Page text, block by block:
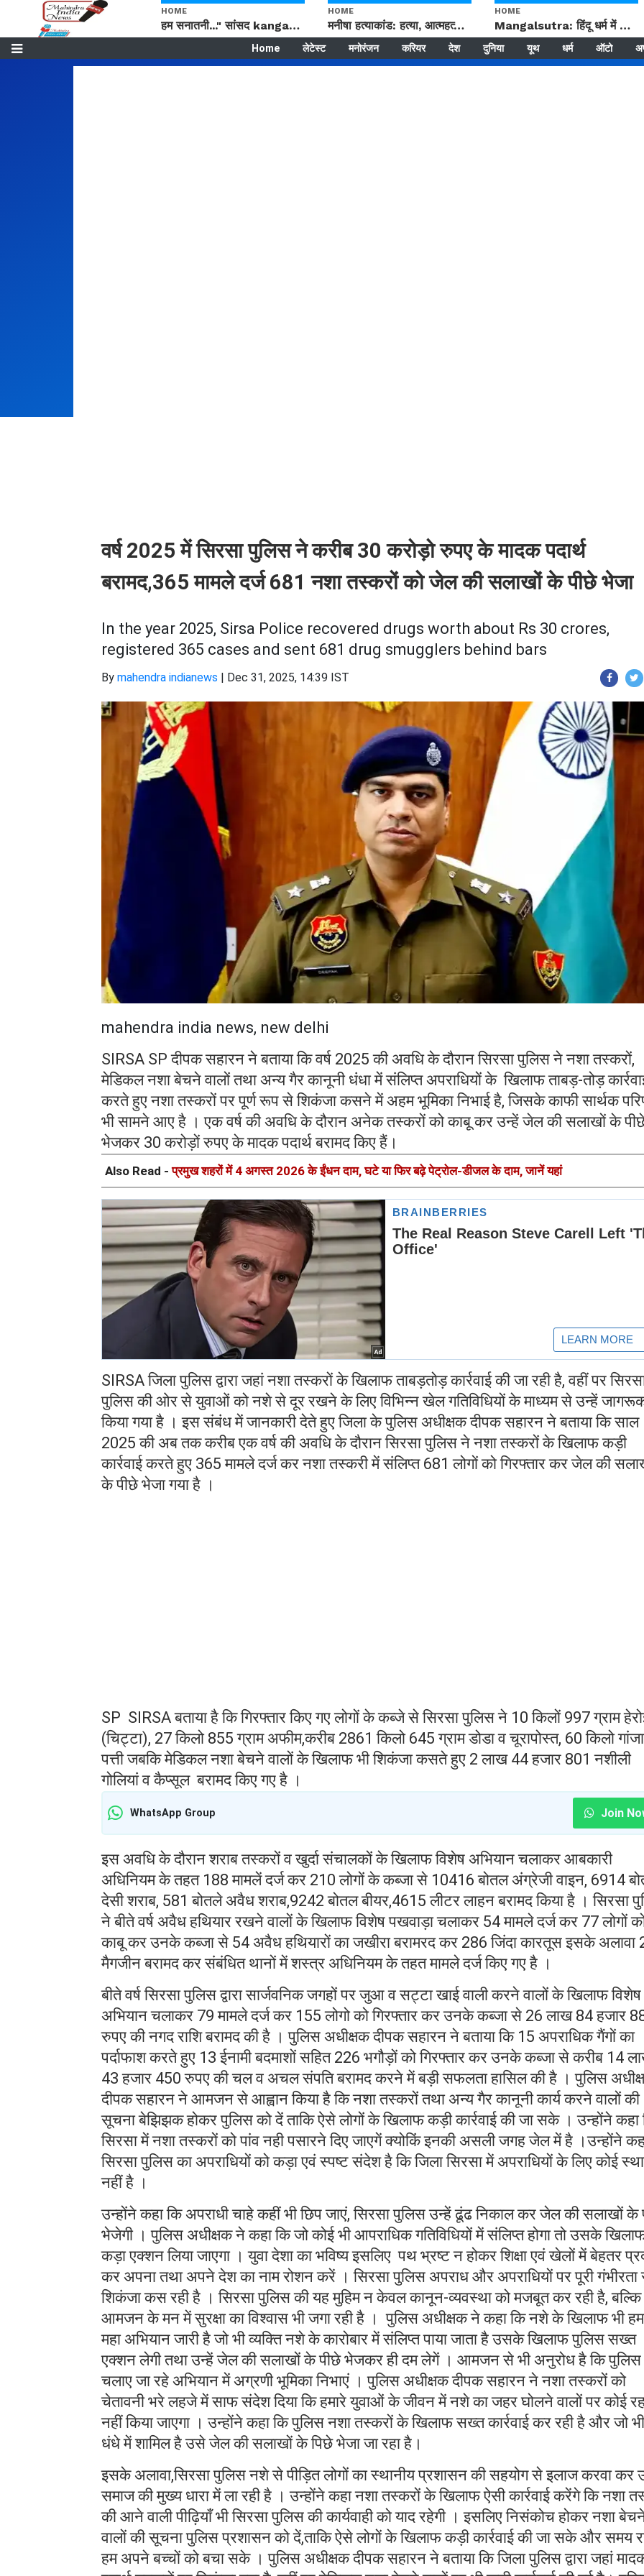
HOME
हम सनातनी..." सांसद kangana Ranaut से क्या बोली लड़की? Viral Jantar-Mantar | CJP protest
HOME
मनीषा हत्याकांड: हत्या, आत्महत्या या कोई बड़ा राज? | Full Story | Josh Haryana
HOME
Mangalsutra: हिंदू धर्म में शादी के बाद मंगलसूत्र क्यों पहनती है महिलाएं, किसने शुरु की ये परंपरा
Home लेटेस्ट मनोरंजन करियर देश दुनिया यूथ धर्म ऑटो
वर्ष 2025 में सिरसा पुलिस ने करीब 30 करोड़ो रुपए के मादक पदार्थ
बरामद,365 मामले दर्ज 681 नशा तस्करों को जेल की सलाखों के पीछे भेजा
In the year 2025, Sirsa Police recovered drugs worth about Rs 30 crores,
registered 365 cases and sent 681 drug smugglers behind bars
By mahendra indianews | Dec 31, 2025, 14:39 IST
mahendra india news, new delhi
SIRSA SP दीपक सहारन ने बताया कि वर्ष 2025 की अवधि के दौरान सिरसा पुलिस ने नशा तस्करों,
मेडिकल नशा बेचने वालों तथा अन्य गैर कानूनी धंधा में संलिप्त अपराधियों के खिलाफ ताबड़-तोड़
करते हुए नशा तस्करों पर पूर्ण रूप से शिकंजा कसने में अहम भूमिका निभाई है, जिसके काफी सार्थक
भी सामने आए है । एक वर्ष की अवधि के दौरान अनेक तस्करों को काबू कर उन्हें जेल की सलाखों के
भेजकर 30 करोड़ों रुपए के मादक पदार्थ बरामद किए हैं।
Also Read -प्रमुख शहरों में 4 अगस्त 2026 के ईंधन दाम, घटे या फिर बढ़े पेट्रोल-डीजल के दाम, जानें यहां
SIRSA जिला पुलिस द्वारा जहां नशा तस्करों के खिलाफ ताबड़तोड़ कार्रवाई की जा रही है, वहीं पर
पुलिस की ओर से युवाओं को नशे से दूर रखने के लिए विभिन्न खेल गतिविधियों के माध्यम से उन्हें
किया गया है । इस संबंध में जानकारी देते हुए जिला के पुलिस अधीक्षक दीपक सहारन ने बताया कि साल
2025 की अब तक करीब एक वर्ष की अवधि के दौरान सिरसा पुलिस ने नशा तस्करों के खिलाफ कड़ी
कार्रवाई करते हुए 365 मामले दर्ज कर नशा तस्करी में संलिप्त 681 लोगों को गिरफ्तार कर जेल की
के पीछे भेजा गया है ।
SP SIRSA बताया है कि गिरफ्तार किए गए लोगों के कब्जे से सिरसा पुलिस ने 10 किलों 997 ग्राम
(चिट्टा), 27 किलो 855 ग्राम अफीम,करीब 2861 किलो 645 ग्राम डोडा व चूरापोस्त, 60 किलो गांजा
पत्ती जबकि मेडिकल नशा बेचने वालों के खिलाफ भी शिकंजा कसते हुए 2 लाख 44 हजार 801 नशीली
गोलियां व कैप्सूल बरामद किए गए है ।
WhatsApp Group Join
इस अवधि के दौरान शराब तस्करों व खुर्दा संचालकों के खिलाफ विशेष अभियान चलाकर आबकारी
अधिनियम के तहत 188 मामलें दर्ज कर 210 लोगों के कब्जा से 10416 बोतल अंग्रेजी वाइन, 6914
देसी शराब, 581 बोतले अवैध शराब,9242 बोतल बीयर,4615 लीटर लाहन बरामद किया है । सिरसा
ने बीते वर्ष अवैध हथियार रखने वालों के खिलाफ विशेष पखवाड़ा चलाकर 54 मामले दर्ज कर 77 लोगों
काबू कर उनके कब्जा से 54 अवैध हथियारों का जखीरा बरामरद कर 286 जिंदा कारतूस इसके अलावा
मैगजीन बरामद कर संबंधित थानों में शस्त्र अधिनियम के तहत मामले दर्ज किए गए है ।
बीते वर्ष सिरसा पुलिस द्वारा सार्जवनिक जगहों पर जुआ व सट्टा खाई वाली करने वालों के खिलाफ विशेष
अभियान चलाकर 79 मामले दर्ज कर 155 लोगो को गिरफ्तार कर उनके कब्जा से 26 लाख 84 हजार
रुपए की नगद राशि बरामद की है । पुलिस अधीक्षक दीपक सहारन ने बताया कि 15 अपराधिक गैंगों का
पर्दाफाश करते हुए 13 ईनामी बदमाशों सहित 226 भगौड़ों को गिरफ्तार कर उनके कब्जा से करीब 14
43 हजार 450 रुपए की चल व अचल संपति बरामद करने में बड़ी सफलता हासिल की है । पुलिस
दीपक सहारन ने आमजन से आह्वान किया है कि नशा तस्करों तथा अन्य गैर कानूनी कार्य करने वालों की
सूचना बेझिझक होकर पुलिस को दें ताकि ऐसे लोगों के खिलाफ कड़ी कार्रवाई की जा सके । उन्होंने कहा
सिरसा में नशा तस्करों को पांव नही पसारने दिए जाएगें क्योकिं इनकी असली जगह जेल में है ।उन्होंने
सिरसा पुलिस का अपराधियों को कड़ा एवं स्पष्ट संदेश है कि जिला सिरसा में अपराधियों के लिए कोई
नहीं है ।
उन्होंने कहा कि अपराधी चाहे कहीं भी छिप जाएं, सिरसा पुलिस उन्हें ढूंढ निकाल कर जेल की सलाखों के
भेजेगी । पुलिस अधीक्षक ने कहा कि जो कोई भी आपराधिक गतिविधियों में संलिप्त होगा तो उसके
कड़ा एक्शन लिया जाएगा । युवा देशा का भविष्य इसलिए पथ भ्रष्ट न होकर शिक्षा एवं खेलों में बेहतर
कर अपना तथा अपने देश का नाम रोशन करें । सिरसा पुलिस अपराध और अपराधियों पर पूरी गंभीरता
शिकंजा कस रही है । सिरसा पुलिस की यह मुहिम न केवल कानून-व्यवस्था को मजबूत कर रही है, बल्कि
आमजन के मन में सुरक्षा का विश्वास भी जगा रही है । पुलिस अधीक्षक ने कहा कि नशे के खिलाफ भी
महा अभियान जारी है जो भी व्यक्ति नशे के कारोबार में संलिप्त पाया जाता है उसके खिलाफ पुलिस सख्त
एक्शन लेगी तथा उन्हें जेल की सलाखों के पीछे भेजकर ही दम लेगें । आमजन से भी अनुरोध है कि पुलिस
चलाए जा रहे अभियान में अग्रणी भूमिका निभाएं । पुलिस अधीक्षक दीपक सहारन ने नशा तस्करों को
चेतावनी भरे लहजे में साफ संदेश दिया कि हमारे युवाओं के जीवन में नशे का जहर घोलने वालों पर कोई
नहीं किया जाएगा । उन्होंने कहा कि पुलिस नशा तस्करों के खिलाफ सख्त कार्रवाई कर रही है और जो
धंधे में शामिल है उसे जेल की सलाखों के पिछे भेजा जा रहा है।
इसके अलावा,सिरसा पुलिस नशे से पीड़ित लोगों का स्थानीय प्रशासन की सहयोग से इलाज करवा कर
समाज की मुख्य धारा में ला रही है । उन्होंने कहा नशा तस्करों के खिलाफ ऐसी कार्रवाई करेंगे कि नशा
की आने वाली पीढ़ियाँ भी सिरसा पुलिस की कार्यवाही को याद रहेगी । इसलिए निसंकोच होकर नशा
वालों की सूचना पुलिस प्रशासन को दें,ताकि ऐसे लोगों के खिलाफ कड़ी कार्रवाई की जा सके और समय
हम अपने बच्चों को बचा सके । पुलिस अधीक्षक दीपक सहारन ने बताया कि जिला पुलिस द्वारा जहां